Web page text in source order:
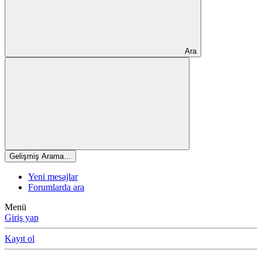
Ara
Gelişmiş Arama…
Yeni mesajlar
Forumlarda ara
Menü
Giriş yap
Kayıt ol